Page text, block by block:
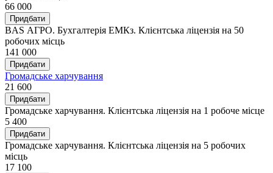
66 000
Придбати
BAS АГРО. Бухгалтерія ЕМКз. Клієнтська ліцензія на 50
робочих місць
141 000
Придбати
Громадське харчування
21 600
Придбати
Громадське харчування. Клієнтська ліцензія на 1 робоче місце
5 400
Придбати
Громадське харчування. Клієнтська ліцензія на 5 робочих
місць
17 100